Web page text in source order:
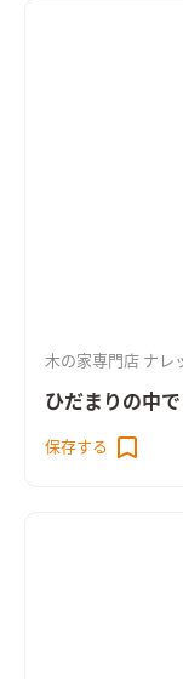
木の家専門店 ナレ
ひだまりの中
保存する